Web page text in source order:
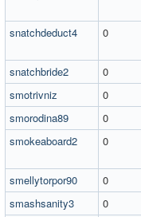
snatchdeduct4
0
snatchbride2
0
smotrivniz
0
smorodina89
0
smokeaboard2
0
smellytorpor90
0
smashsanity3
0